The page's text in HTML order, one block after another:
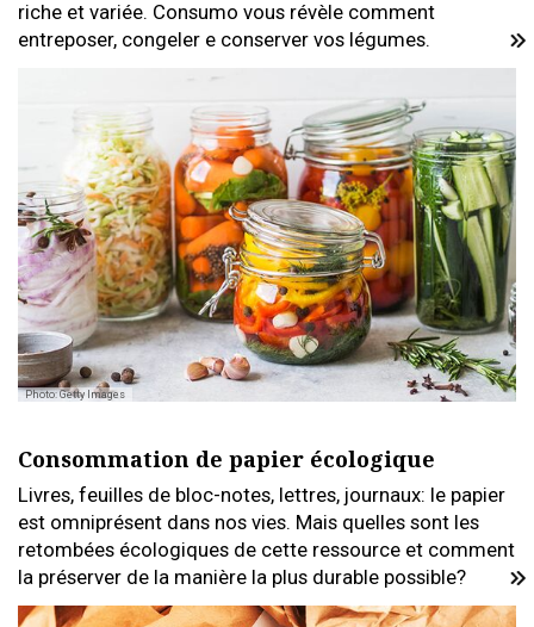
riche et variée. Consumo vous révèle comment
entreposer, congeler e conserver vos légumes.
Photo: Getty Images
Consommation de papier écologique
Livres, feuilles de bloc-notes, lettres, journaux: le papier
est omniprésent dans nos vies. Mais quelles sont les
retombées écologiques de cette ressource et comment
la préserver de la manière la plus durable possible?